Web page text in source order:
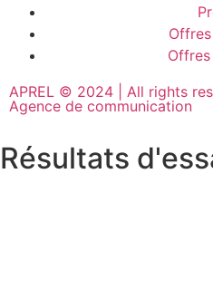
APREL © 2024 | All rights
Agence de communication
Résultats